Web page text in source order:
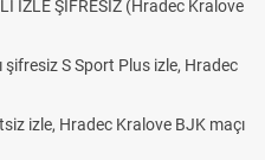
(Hradec Kralove
Sport Plus izle, Hradec
Kralove BJK maçı